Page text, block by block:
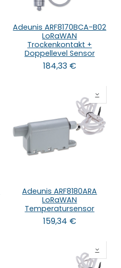
Adeunis ARF8170BCA-B02
LoRaWAN
Trockenkontakt +
Doppellevel Sensor
184,33€
Adeunis ARF8180ARA
LoRaWAN
Temperatursensor
159,34 €